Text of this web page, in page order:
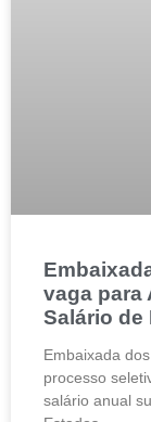
vaga para
Salário de
Embaixada
processo
salário anual